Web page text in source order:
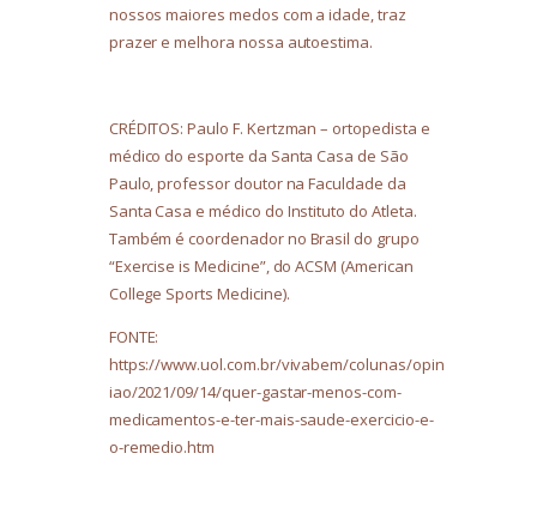
nossos maiores medos com a idade, traz
prazer e melhora nossa autoestima.
CRÉDITOS: Paulo F. Kertzman – ortopedista e
médico do esporte da Santa Casa de São
Paulo, professor doutor na Faculdade da
Santa Casa e médico do Instituto do Atleta.
Também é coordenador no Brasil do grupo
“Exercise is Medicine”, do ACSM (American
College Sports Medicine).
FONTE:
https://www.uol.com.br/vivabem/colunas/opin
iao/2021/09/14/quer-gastar-menos-com-
medicamentos-e-ter-mais-saude-exercicio-e-
o-remedio.htm